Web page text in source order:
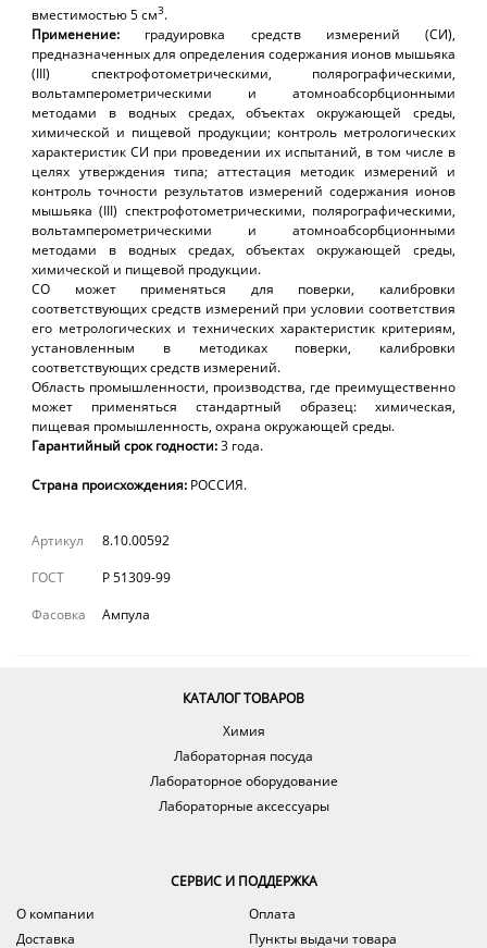
вместимостью 5 см3.
Применение: градуировка средств измерений (СИ),
предназначенных для определения содержания ионов мышьяка
(III) спектрофотометрическими, полярографическими,
вольтамперометрическими и атомноабсорбционными
методами в водных средах, объектах окружающей среды,
химической и пищевой продукции; контроль метрологических
характеристик СИ при проведении их испытаний, в том числе в
целях утверждения типа; аттестация методик измерений и
контроль точности результатов измерений содержания ионов
мышьяка (III) спектрофотометрическими, полярографическими,
вольтамперометрическими и атомноабсорбционными
методами в водных средах, объектах окружающей среды,
химической и пищевой продукции.
СО может применяться для поверки, калибровки
соответствующих средств измерений при условии соответствия
его метрологических и технических характеристик критериям,
установленным в методиках поверки, калибровки
соответствующих средств измерений.
Область промышленности, производства, где преимущественно
может применяться стандартный образец: химическая,
пищевая промышленность, охрана окружающей среды.
Гарантийный срок годности:3 года.
Страна происхождения: РОССИЯ.
Артикул
8.10.00592
ГОСТ
Р 51309-99
Фасовка
Ампула
КАТАЛОГ ТОВАРОВ
Химия
Лабораторная посуда
Лабораторное оборудование
Лабораторные аксессуары
СЕРВИС И ПОДДЕРЖКА
О компании
Оплата
Доставка
Пункты выдачи товара